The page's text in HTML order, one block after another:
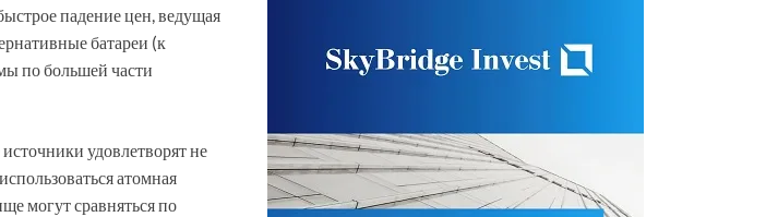
падение цен, ведущая
батареи (к
по большей части
удовлетворят не
атомная
могут сравняться по